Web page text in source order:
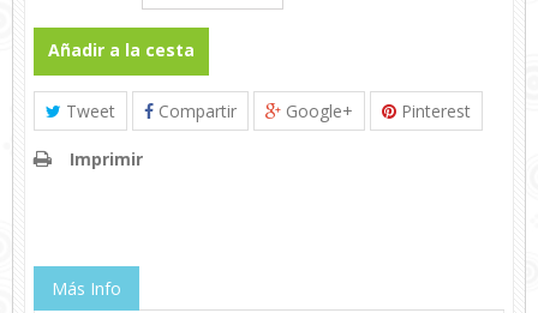
Añadir a la cesta
Tweet Compartir Google+ Pinterest
Imprimir
Más Info